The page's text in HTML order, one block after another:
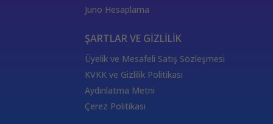
Juno Hesaplama
ŞARTLAR VE GİZLİLİK
Üyelik ve Mesafeli Satış Sözleşmesi
KVKK ve Gizlilik Politikası
Aydınlatma Metni
Çerez Politikası